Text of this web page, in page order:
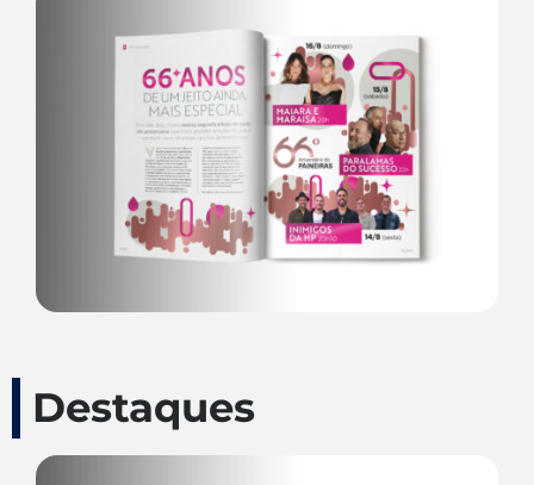
Destaques